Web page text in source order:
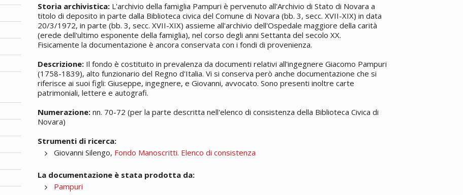
Storia archivistica: L'archivio della famiglia Pampuri è pervenuto all'Archivio di Stato di Novara a
titolo di deposito in parte dalla Biblioteca civica del Comune di Novara (bb. 3, secc. XVII-XIX) in data
20/3/1972, in parte (bb. 3, secc. XVII-XIX) assieme all'archivio dell'Ospedale maggiore della carità
(erede dell'ultimo esponente della famiglia), nel corso degli anni Settanta del secolo XX.
Fisicamente la documentazione è ancora conservata con i fondi di provenienza.
Descrizione: Il fondo è costituito in prevalenza da documenti relativi all'ingegnere Giacomo Pampuri
(1758-1839), alto funzionario del Regno d'Italia. Vi si conserva però anche documentazione che si
riferisce ai suoi figli: Giuseppe, ingegnere, e Giovanni, avvocato. Sono presenti inoltre carte
patrimoniali, lettere e autografi.
Numerazione: nn. 70-72 (per la parte descritta nell'elenco di consistenza della Biblioteca Civica di
Novara)
Strumenti di ricerca:
Giovanni Silengo, Fondo Manoscritti. Elenco di consistenza
La documentazione è stata prodotta da:
Pampuri